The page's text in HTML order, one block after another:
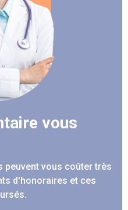
vous
peuvent vous coûter très
d'honoraires et ces